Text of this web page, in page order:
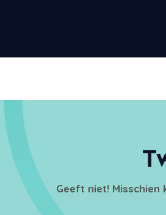
Geeft niet! Misschien